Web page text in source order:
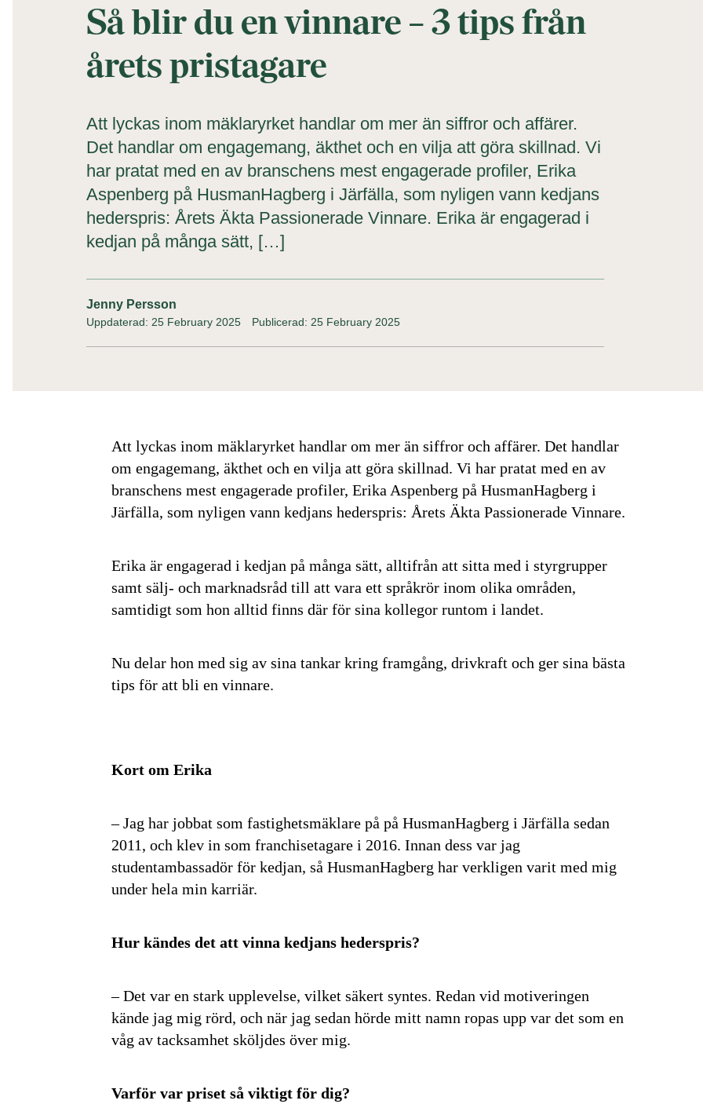
Så blir du en vinnare – 3 tips från
årets pristagare
Att lyckas inom mäklaryrket handlar om mer än siffror och affärer.
Det handlar om engagemang, äkthet och en vilja att göra skillnad. Vi
har pratat med en av branschens mest engagerade profiler, Erika
Aspenberg på HusmanHagberg i Järfälla, som nyligen vann kedjans
hederspris: Årets Äkta Passionerade Vinnare. Erika är engagerad i
kedjan på många sätt, […]
Jenny Persson
Uppdaterad: 25 February 2025 Publicerad: 25 February 2025
Att lyckas inom mäklaryrket handlar om mer än siffror och affärer. Det handlar
om engagemang, äkthet och en vilja att göra skillnad. Vi har pratat med en av
branschens mest engagerade profiler, Erika Aspenberg på HusmanHagberg i
Järfälla, som nyligen vann kedjans hederspris: Årets Äkta Passionerade Vinnare.
Erika är engagerad i kedjan på många sätt, alltifrån att sitta med i styrgrupper
samt sälj- och marknadsråd till att vara ett språkrör inom olika områden,
samtidigt som hon alltid finns där för sina kollegor runtom i landet.
Nu delar hon med sig av sina tankar kring framgång, drivkraft och ger sina bästa
tips för att bli en vinnare.
Kort om Erika
– Jag har jobbat som fastighetsmäklare på på HusmanHagberg i Järfälla sedan
2011, och klev in som franchisetagare i 2016. Innan dess var jag
studentambassadör för kedjan, så HusmanHagberg har verkligen varit med mig
under hela min karriär.
Hur kändes det att vinna kedjans hederspris?
– Det var en stark upplevelse, vilket säkert syntes. Redan vid motiveringen
kände jag mig rörd, och när jag sedan hörde mitt namn ropas upp var det som en
våg av tacksamhet sköljdes över mig.
Varför var priset så viktigt för dig?